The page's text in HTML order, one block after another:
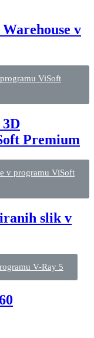
v
ViSoft
Premium
v programu ViSoft
slik v
V-Ray 5